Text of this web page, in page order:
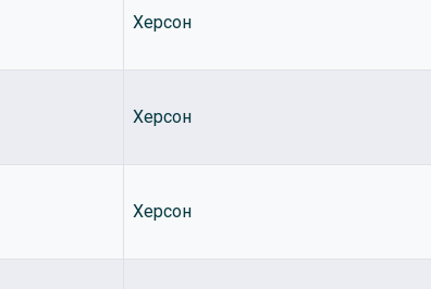
Херсон
Херсон
Херсон